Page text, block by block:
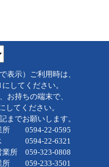
表示）ご利用時は、
してください。
お持ちの端末で、
てください。
までお願いします。
0594-22-0595
22-6321
059-323-0808
所 059-233-3501